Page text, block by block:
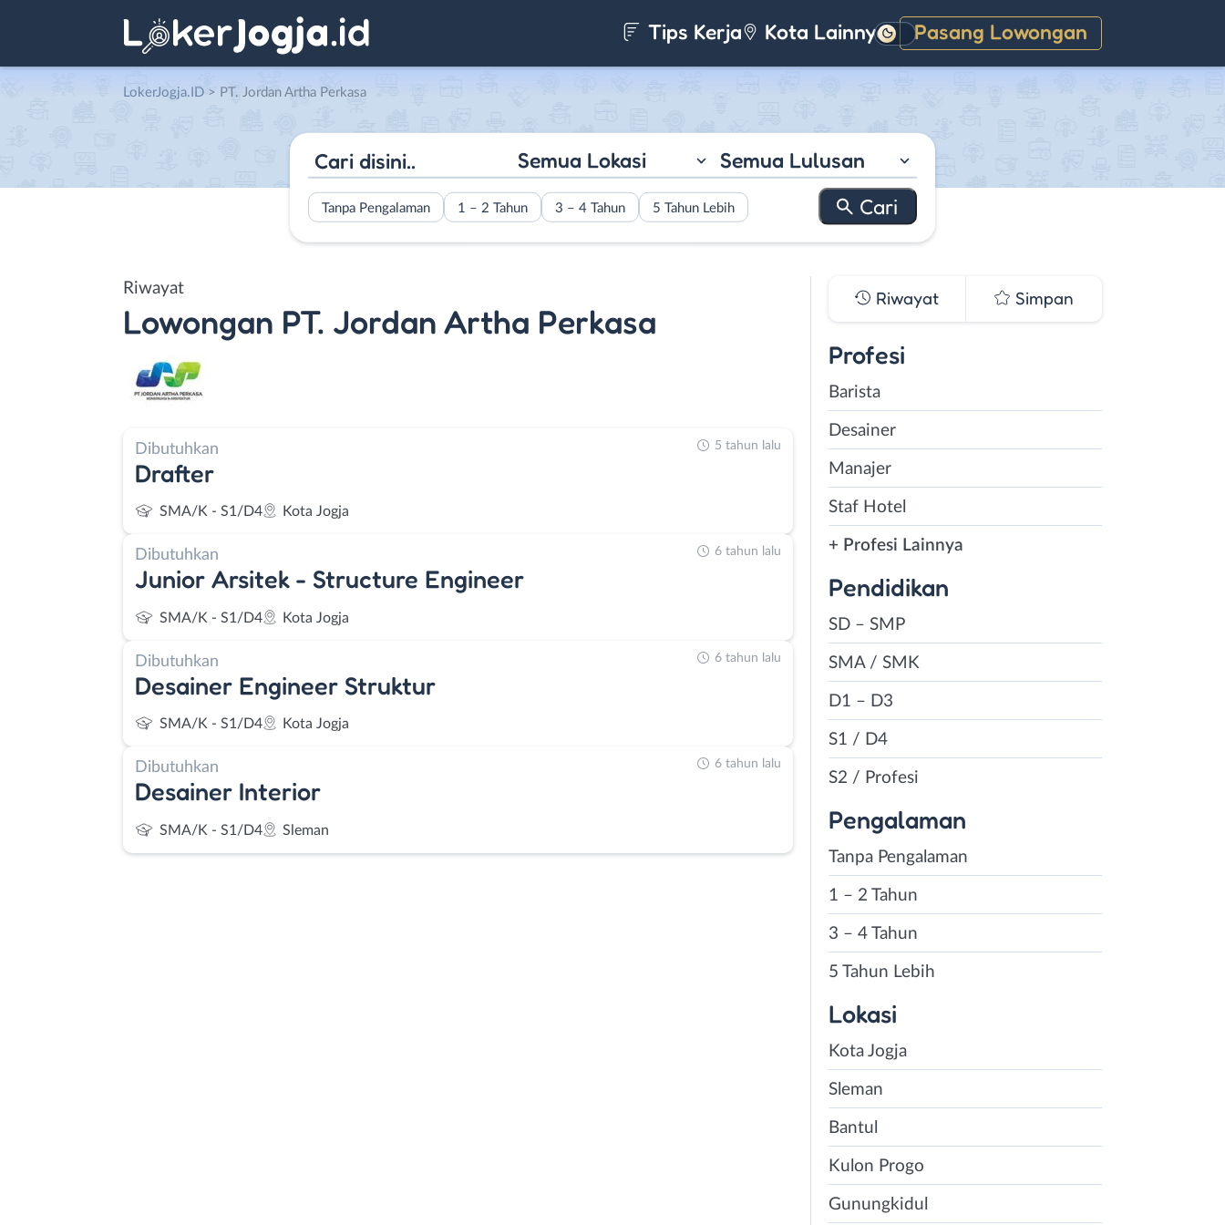
Tips Kerja Kota Lainnya Pasang Lowongan
Gelap
LokerJogja.ID > PT. Jordan Artha Perkasa
Semua Lokasi Semua Lulusan
Tanpa Pengalaman 1 – 2 Tahun 3 – 4 Tahun 5 Tahun Lebih
Riwayat
Lowongan PT. Jordan Artha Perkasa
Dibutuhkan
Drafter
SMA/K - S1/D4 Kota Jogja
5 tahun lalu
Dibutuhkan
Junior Arsitek - Structure Engineer
SMA/K - S1/D4 Kota Jogja
6 tahun lalu
Dibutuhkan
Desainer Engineer Struktur
SMA/K - S1/D4 Kota Jogja
6 tahun lalu
Dibutuhkan
Desainer Interior
SMA/K - S1/D4 Sleman
6 tahun lalu
Riwayat Simpan
Profesi
Barista
Desainer
Manajer
Staf Hotel
+ Profesi Lainnya
Pendidikan
SD – SMP
SMA / SMK
D1 – D3
S1 / D4
S2 / Profesi
Pengalaman
Tanpa Pengalaman
1 – 2 Tahun
3 – 4 Tahun
5 Tahun Lebih
Lokasi
Kota Jogja
Sleman
Bantul
Kulon Progo
Gunungkidul